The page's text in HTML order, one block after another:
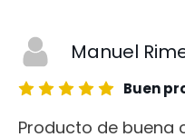
Manuel
Buen
Producto de buena